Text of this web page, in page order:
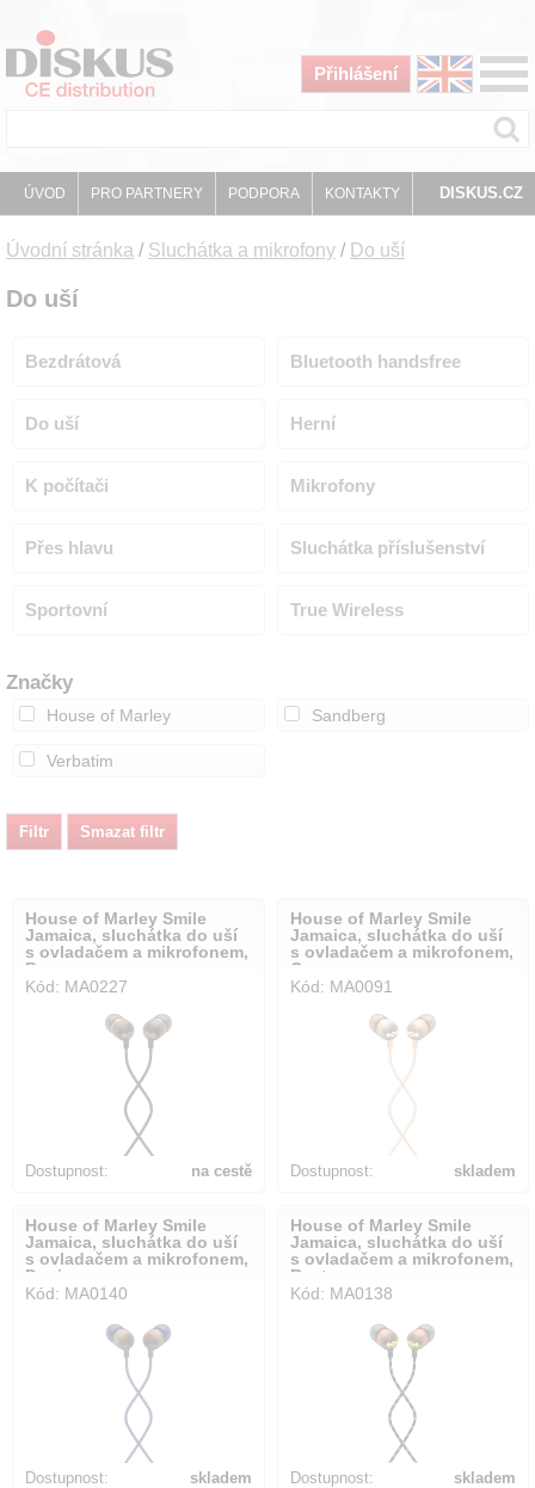
Přihlášení
ÚVOD PRO PARTNERY PODPORA KONTAKTY DISKUS.CZ
Úvodní stránka / Sluchátka a mikrofony / Do uší
Do uší
Bezdrátová Bluetooth handsfree
Do uší Herní
K počítači Mikrofony
Přes hlavu Sluchátka příslušenství
Sportovní True Wireless
Značky
House of Marley Sandberg
Verbatim
House of Marley Smile
Jamaica, sluchátka do uší
s ovladačem a mikrofonem,
Brass
Kód: MA0227
Dostupnost: na cestě
House of Marley Smile
Jamaica, sluchátka do uší
s ovladačem a mikrofonem,
Copper
Kód: MA0091
Dostupnost: skladem
House of Marley Smile
Jamaica, sluchátka do uší
s ovladačem a mikrofonem,
Denim
Kód: MA0140
Dostupnost: skladem
House of Marley Smile
Jamaica, sluchátka do uší
s ovladačem a mikrofonem,
Rasta
Kód: MA0138
Dostupnost: skladem